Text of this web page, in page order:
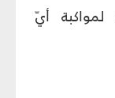
لمواكبة أيّ